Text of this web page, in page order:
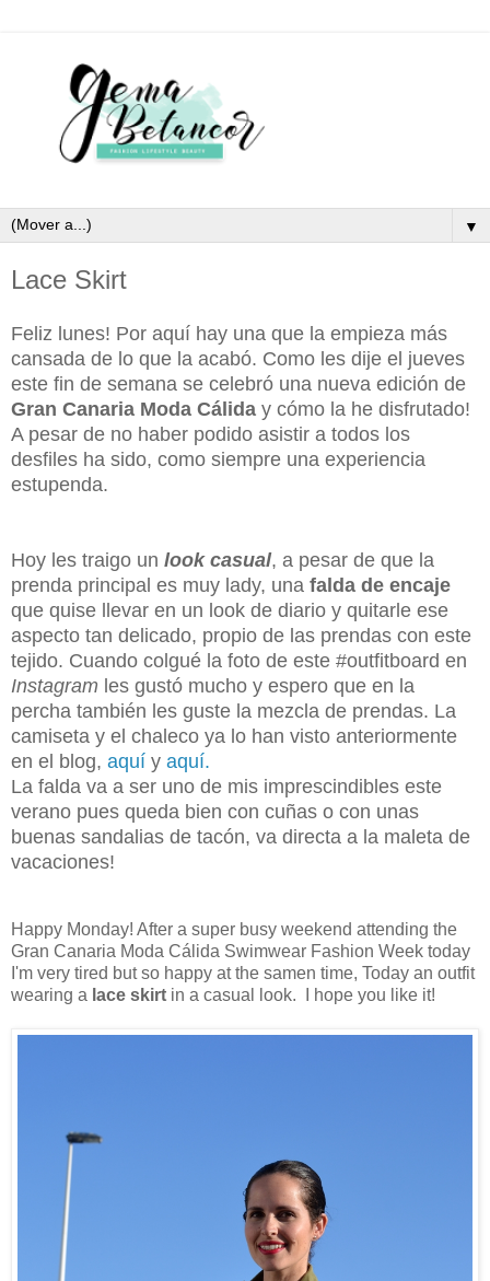
▼
Lace Skirt
Feliz lunes! Por aquí hay una que la empieza más
cansada de lo que la acabó. Como les dije el jueves
este fin de semana se celebró una nueva edición de
Gran Canaria Moda Cálida y cómo la he disfrutado!
A pesar de no haber podido asistir a todos los
desfiles ha sido, como siempre una experiencia
estupenda.
Hoy les traigo un look casual, a pesar de que la
prenda principal es muy lady, una falda de encaje
que quise llevar en un look de diario y quitarle ese
aspecto tan delicado, propio de las prendas con este
tejido. Cuando colgué la foto de este #outfitboard en
Instagram les gustó mucho y espero que en la
percha también les guste la mezcla de prendas. La
camiseta y el chaleco ya lo han visto anteriormente
en el blog, aquí y aquí.
La falda va a ser uno de mis imprescindibles este
verano pues queda bien con cuñas o con unas
buenas sandalias de tacón, va directa a la maleta de
vacaciones!
Happy Monday! After a super busy weekend attending the
Gran Canaria Moda Cálida Swimwear Fashion Week today
I'm very tired but so happy at the samen time, Today an outfit
wearing a lace skirt in a casual look. I hope you like it!